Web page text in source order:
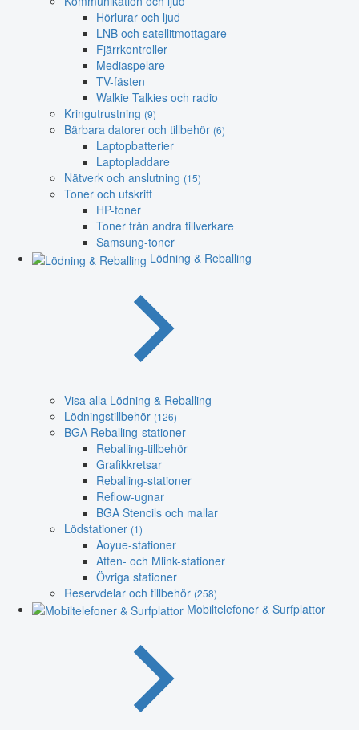
Hörlurar och ljud
LNB och satellitmottagare
Fjärrkontroller
Mediaspelare
TV-fästen
Walkie Talkies och radio
Kringutrustning (9)
Bärbara datorer och tillbehör (6)
Laptopbatterier
Laptopladdare
Nätverk och anslutning (15)
Toner och utskrift
HP-toner
Toner från andra tillverkare
Samsung-toner
Lödning & Reballing
Visa alla Lödning & Reballing
Lödningstillbehör (126)
BGA Reballing-stationer
Reballing-tillbehör
Grafikkretsar
Reballing-stationer
Reflow-ugnar
BGA Stencils och mallar
Lödstationer (1)
Aoyue-stationer
Atten- och Mlink-stationer
Övriga stationer
Reservdelar och tillbehör (258)
Mobiltelefoner & Surfplattor